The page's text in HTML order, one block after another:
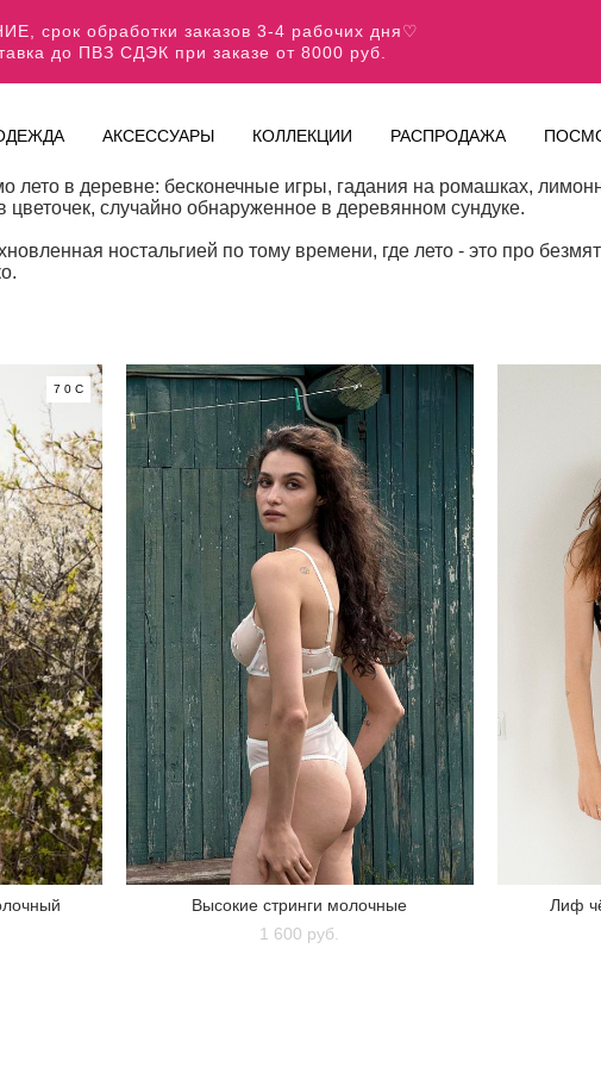
срок обработки заказов 3-4 рабочих дня♡
до ПВЗ СДЭК при заказе от 8000 руб.
АКСЕССУАРЫ КОЛЛЕКЦИИ РАСПРОДАЖА
лето в деревне: бесконечные игры, гадания на ромашках,
случайно обнаруженное в деревянном сундуке.
ностальгией по тому времени, где лето - это про
70C
Высокие стринги молочные
1 600 pуб.
Лиф